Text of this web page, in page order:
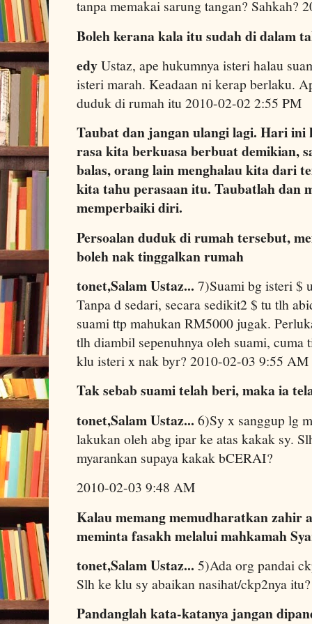
tanpa memakai sarung tangan? Sahkah?
Boleh kerana kala itu sudah di dalam
edyUstaz, ape hukumnya isteri halau
isteri marah. Keadaan ni kerap berlaku.
duduk di rumah itu 2010-02-02 2:55 PM
Taubat dan jangan ulangi lagi. Hari ini
rasa kita berkuasa berbuat demikian,
balas, orang lain menghalau kita dari
kita tahu perasaan itu. Taubatlah dan
memperbaiki diri.
Persoalan duduk di rumah tersebut,
boleh nak tinggalkan rumah
tonet,Salam Ustaz... 7)Suami bg isteri $
Tanpa d sedari, secara sedikit2 $ tu tlh
suami ttp mahukan RM5000 jugak.
tlh diambil sepenuhnya oleh suami,
klu isteri x nak byr? 2010-02-03 9:55 AM
Tak sebab suami telah beri, maka ia
tonet,Salam Ustaz... 6)Sy x sanggup lg
lakukan oleh abg ipar ke atas kakak sy.
myarankan supaya kakak bCERAI?
2010-02-03 9:48 AM
Kalau memang memudharatkan zahir
meminta fasakh melalui mahkamah
tonet,Salam Ustaz... 5)Ada org pandai
Slh ke klu sy abaikan nasihat/ckp2nya
Pandanglah kata-katanya jangan